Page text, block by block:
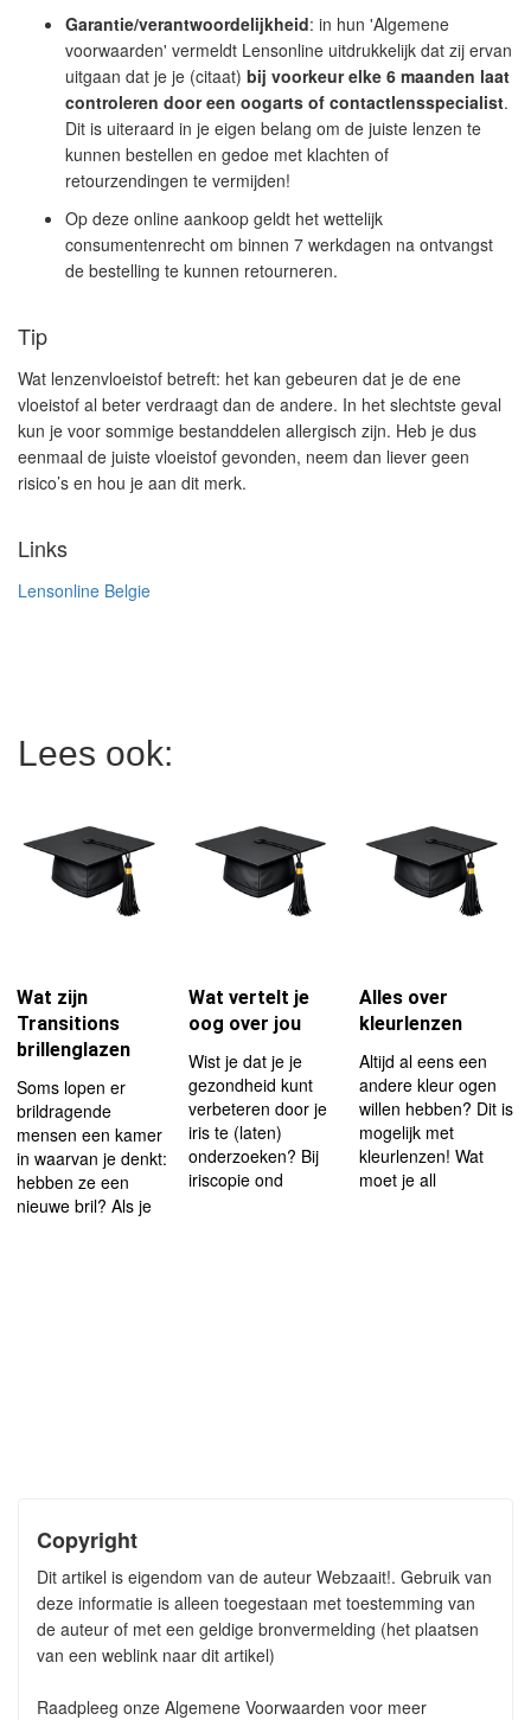
Garantie/verantwoordelijkheid: in hun 'Algemene
voorwaarden' vermeldt Lensonline uitdrukkelijk dat zij ervan
uitgaan dat je je (citaat) bij voorkeur elke 6 maanden laat
controleren door een oogarts of contactlensspecialist.
Dit is uiteraard in je eigen belang om de juiste lenzen te
kunnen bestellen en gedoe met klachten of
retourzendingen te vermijden!
Op deze online aankoop geldt het wettelijk
consumentenrecht om binnen 7 werkdagen na ontvangst
de bestelling te kunnen retourneren.
Tip
Wat lenzenvloeistof betreft: het kan gebeuren dat je de ene
vloeistof al beter verdraagt dan de andere. In het slechtste geval
kun je voor sommige bestanddelen allergisch zijn. Heb je dus
eenmaal de juiste vloeistof gevonden, neem dan liever geen
risico’s en hou je aan dit merk.
Links
Lensonline Belgie
Lees ook:
Wat zijn
Transitions
brillenglazen
Soms lopen er
brildragende
mensen een kamer
in waarvan je denkt:
hebben ze een
nieuwe bril? Als je
Wat vertelt je
oog over jou
Wist je dat je je
gezondheid kunt
verbeteren door je
iris te (laten)
onderzoeken? Bij
iriscopie ond
Alles over
kleurlenzen
Altijd al eens een
andere kleur ogen
willen hebben? Dit is
mogelijk met
kleurlenzen! Wat
moet je all
Copyright
Dit artikel is eigendom van de auteur Webzaait!. Gebruik van
deze informatie is alleen toegestaan met toestemming van
de auteur of met een geldige bronvermelding (het plaatsen
van een weblink naar dit artikel)
Raadpleeg onze Algemene Voorwaarden voor meer